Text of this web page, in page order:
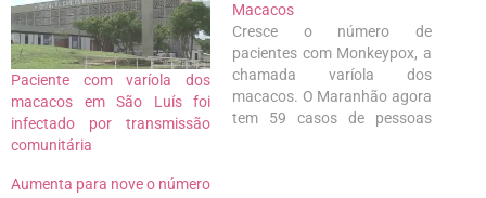
Paciente com varíola dos
macacos em São Luís foi
infectado por transmissão
comunitária
Macacos
Cresce o número de
pacientes com Monkeypox, a
chamada varíola dos
macacos. O Maranhão agora
tem 59 casos de pessoas
Aumenta para nove o número